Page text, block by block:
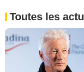
Toutes les